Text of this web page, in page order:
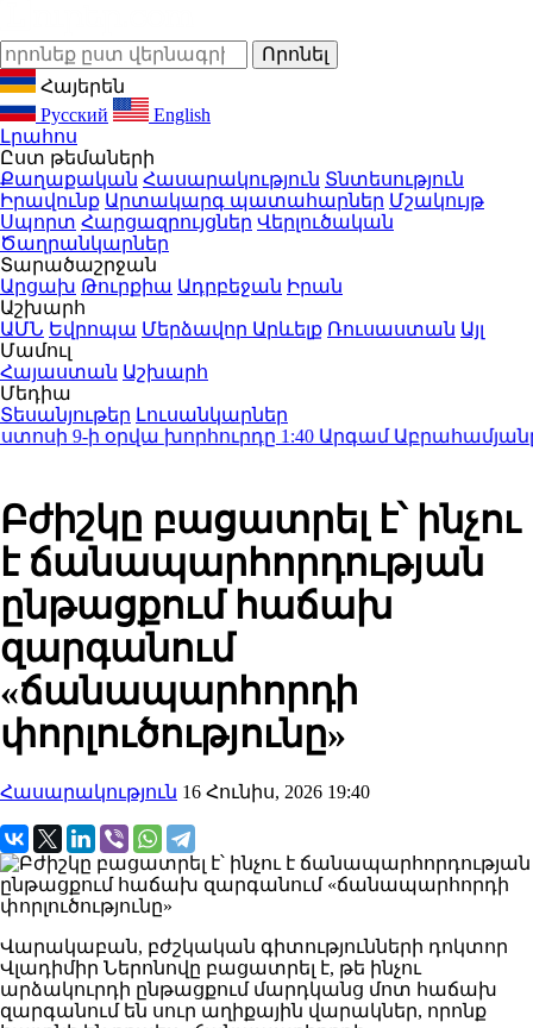
Հայերեն
Русский
English
Լրահոս
Ըստ թեմաների
Քաղաքական Հասարակություն Տնտեսություն
Իրավունք Արտակարգ պատահարներ Մշակույթ
Սպորտ Հարցազրույցներ Վերլուծական
Ծաղրանկարներ
Տարածաշրջան
Արցախ Թուրքիա Ադրբեջան Իրան
Աշխարհ
ԱՄՆ Եվրոպա Մերձավոր Արևելք Ռուսաստան Այլ
Մամուլ
Հայաստան Աշխարհ
Մեդիա
Տեսանյութեր Լուսանկարներ
9-ի օրվա խորհուրդը1:40Արգամ Աբրահամյանը
Բժիշկը բացատրել է՝ ինչու
է ճանապարհորդության
ընթացքում հաճախ
զարգանում
«ճանապարհորդի
փորլուծությունը»
Հասարակություն 16 Հունիս, 2026 19:40
Վարակաբան, բժշկական գիտությունների դոկտոր
Վլադիմիր Ներոնովը բացատրել է, թե ինչու
արձակուրդի ընթացքում մարդկանց մոտ հաճախ
զարգանում են սուր աղիքային վարակներ, որոնք